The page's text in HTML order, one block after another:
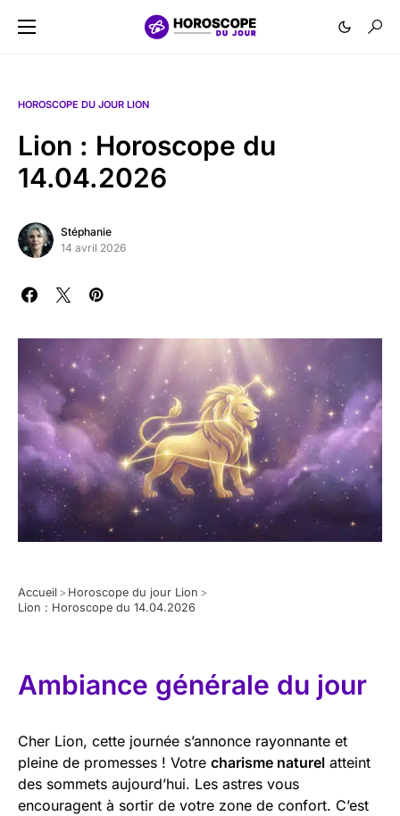
HOROSCOPE DU JOUR LION
Lion : Horoscope du
14.04.2026
Stéphanie
14 avril 2026
Accueil > Horoscope du jour Lion >
Lion : Horoscope du 14.04.2026
Ambiance générale du jour
Cher Lion, cette journée s’annonce rayonnante et
pleine de promesses ! Votre charisme naturel atteint
des sommets aujourd’hui. Les astres vous
encouragent à sortir de votre zone de confort. C’est